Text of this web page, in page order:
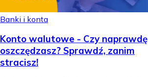
Banki i konta
Konto walutowe - Czy naprawdę
oszczędzasz? Sprawdź, zanim
stracisz!